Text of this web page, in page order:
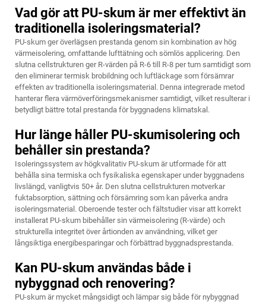
Vad gör att PU-skum är mer effektivt än
traditionella isoleringsmaterial?
PU-skum ger överlägsen prestanda genom sin kombination av hög
värmeisolering, omfattande lufttätning och sömlös applicering. Den
slutna cellstrukturen ger R-värden på R-6 till R-8 per tum samtidigt som
den eliminerar termisk brobildning och luftläckage som försämrar
effekten av traditionella isoleringsmaterial. Denna integrerade metod
hanterar flera värmöverföringsmekanismer samtidigt, vilket resulterar i
betydligt bättre total prestanda för byggnadens klimatskal.
Hur länge håller PU-skumisolering och
behåller sin prestanda?
Isoleringssystem av högkvalitativ PU-skum är utformade för att
behålla sina termiska och fysikaliska egenskaper under byggnadens
livslängd, vanligtvis 50+ år. Den slutna cellstrukturen motverkar
fuktabsorption, sättning och försämring som kan påverka andra
isoleringsmaterial. Oberoende tester och fältstudier visar att korrekt
installerat PU-skum bibehåller sin värmeisolering (R-värde) och
strukturella integritet över årtionden av användning, vilket ger
långsiktiga energibesparingar och förbättrad byggnadsprestanda.
Kan PU-skum användas både i
nybyggnad och renovering?
PU-skum är mycket mångsidigt och lämpar sig både för nybyggnad